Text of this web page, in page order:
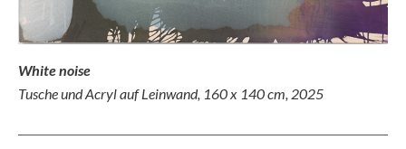
White noise
Tusche und Acryl auf Leinwand, 160 x 140 cm, 2025